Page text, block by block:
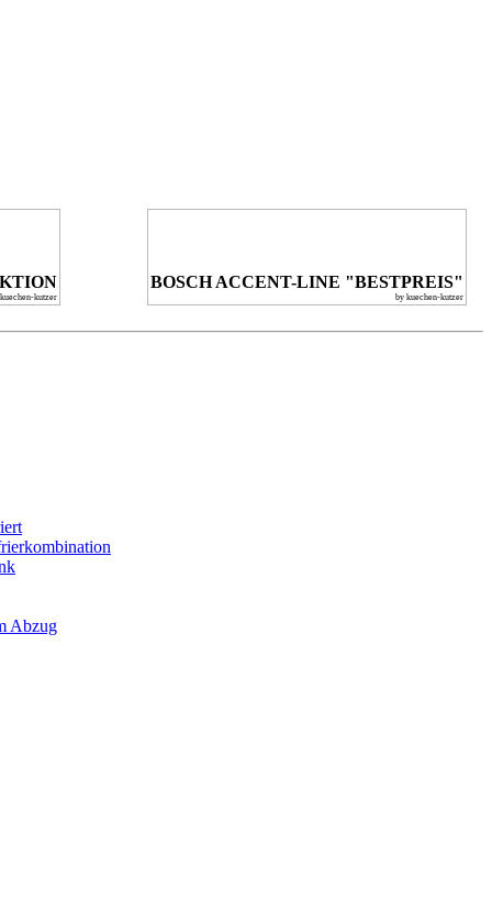
kutzer
BOSCH ACCENT-LINE "BESTPREIS"
by kuechen-kutzer
Abzug